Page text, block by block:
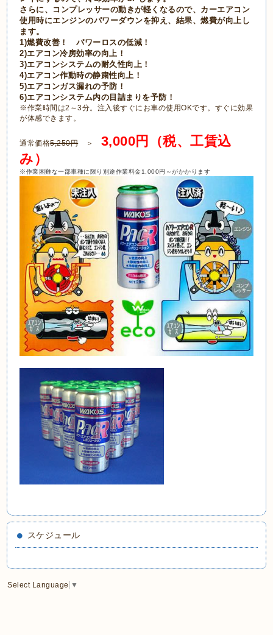
さらに、コンプレッサーの動きが軽くなるので、カーエアコン
使用時にエンジンのパワーダウンを抑え、結果、燃費が向上し
ます。
1)燃費改善！ パワーロスの低減！
2)エアコン冷房効率の向上！
3)エアコンシステムの耐久性向上！
4)エアコン作動時の静粛性向上！
5)エアコンガス漏れの予防！
6)エアコンシステム内の目詰まりを予防！
※作業時間は2～3分。注入後すぐにお車の使用OKです。すぐに効果
が体感できます。
通常価格5,250円＞
3,000円（税、工賃込
み）
※作業困難な一部車種に限り別途作業料金1,000円～がかかります
スケジュール
Select Language ▼